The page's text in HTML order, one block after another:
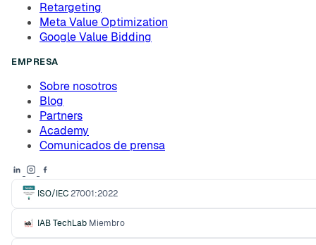
Retargeting
Meta Value Optimization
Google Value Bidding
EMPRESA
Sobre nosotros
Blog
Partners
Academy
Comunicados de prensa
ISO/IEC27001:2022
IAB TechLab Miembro